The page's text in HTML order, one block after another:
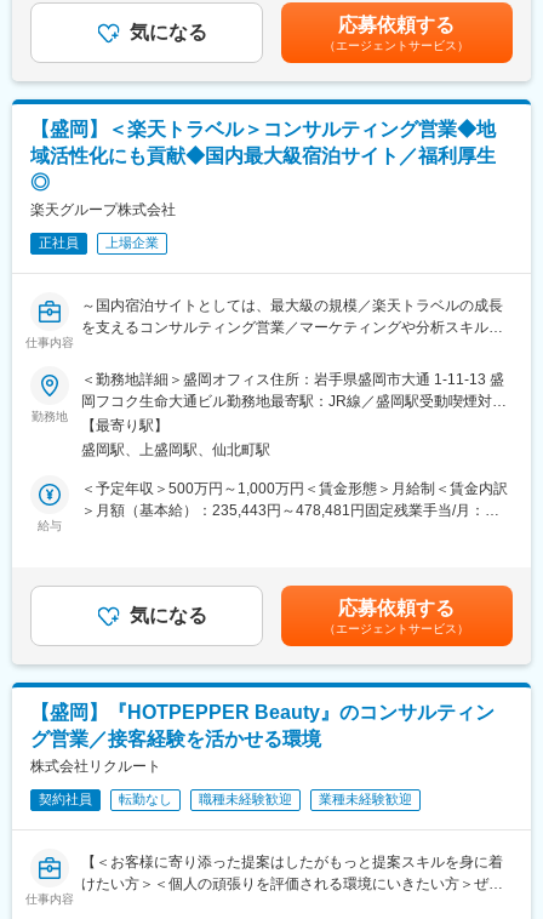
■業務内容：
スーパーマーケットなどの商業施設・飲食店・食品工場・物流倉
房設備など、あなたのご経験を活かせる業務からスタートし、そ
の後、新しい分野にチャレンジしてスキルの幅を広げていってく
ださい。
・各種設備の修理作業、不具合に対する緊急対応
・協力業者・職人の手配（大規模な修理の場合）
■1日の業務イメージ：
9:00 出社
10:00～11:00 社内業務（見積作成、修理伝票処理など）
11:00～13:00 移動＆修理対応
13:00～14:00 昼食
14:00～16:00 移動＆修理対応
17:30 帰宅
※時期にもよって修理対応件数は異なりますが、閑散期（冬場）は
※基本的にはお客様からの修理依頼は本社コールセンターで一括集
約しておりそこから各サービスエンジニアへ担当振り分けを行い
ますので急な呼び出しも少なく、就業環境も良好です。
■勤務形態：
年間休日122日（2025年度）。
会社カレンダーに基づきながら、365日のシフト制で勤務いただ
きます。
※土日祝にシフトに入った場合は、平日に振替休日を取得しながら
122日の年間休日を取得いただきます。
変更の範囲：会社の定める業務
1回（4月）■賞与：年2回（夏・冬、評価・業績により変動の可能
性あり）賃金はあくまでも目安の金額であり、選考を通じて上下
する可能性があります。月給(月額)は固定手当を含めた表記です。
気になる 応募依頼する
（エージェントサービス）
【盛岡】＜楽天トラベル＞コンサルティング営業◆地
域活性化にも貢献◆国内最大級宿泊サイト／福利厚生
◎
楽天グループ株式会社
正社員 上場企業
仕事内容
～国内宿泊サイトとしては、最大級の規模／楽天トラベルの成長
を支えるコンサルティング営業／マーケティングや分析スキルも
■業務内容：
担当施設様の売上最大化に繋がるコンサルティング営業業務をお
任せします。
・最新のマーケットトレンドの把握、理解
・宿泊施設様の現状把握（アクセス人数、予約率、予約単価、予
約経路等）
・マーケティング部門・編成部門と連携したプロモーション企画
への参加促進提案
自社のWEBマーケティングのノウハウや数値分析からコンサルテ
希望に応じて小規模チームなどのマネジメント業務にもチャレン
ジいただきます。
■部署、サービスについて：
国内宿泊サイトとしては、最大級の規模を誇り、今後更なる事業
成長に向けて、中核を担っていただける人材を募集しておりま
す。ご入社後のパフォーマンスによって将来的には営業グループ
のリーダー・マネージャー、もしくは他部署へのキャリアステッ
プにて事業の中核を担っていただける方の募集となります。営業
スキルを高めるだけではなく、チーム運営やマネジメント領域へ
勤務地
＜勤務地詳細＞盛岡オフィス住所：岩手県盛岡市大通 1-11-13 盛
岡フコク生命大通ビル勤務地最寄駅：JR線／盛岡駅受動喫煙対
策：屋内全面禁煙変更の範囲：会社の定める事業所（リモートワ
ーク含む）
【最寄り駅】
盛岡駅、上盛岡駅、仙北町駅
給与
＜予定年収＞500万円～1,000万円＜賃金形態＞月給制＜賃金内訳
＞月額（基本給）：235,443円～478,481円固定残業手当/月：
経験、スキル等に応じて選考を通じて決定いたします。賃金はあ
くまでも目安の金額であり、選考を通じて上下する可能性があり
ます。月給(月額)は固定手当を含めた表記です。
気になる 応募依頼する
（エージェントサービス）
【盛岡】『HOTPEPPER Beauty』のコンサルティン
グ営業／接客経験を活かせる環境
株式会社リクルート
契約社員 転勤なし 職種未経験歓迎 業種未経験歓迎
仕事内容
【＜お客様に寄り添った提案はしたがもっと提案スキルを身に着
けたい方＞＜個人の頑張りを評価される環境にいきたい方＞ぜひ